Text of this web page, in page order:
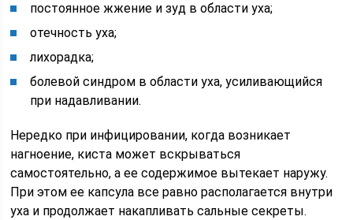
постоянное жжение и зуд в области уха;
отечность уха;
лихорадка;
болевой синдром в области уха, усиливающийся
при надавливании.
Нередко при инфицировании, когда возникает
нагноение, киста может вскрываться
самостоятельно, а ее содержимое вытекает наружу.
При этом ее капсула все равно располагается внутри
уха и продолжает накапливать сальные секреты.